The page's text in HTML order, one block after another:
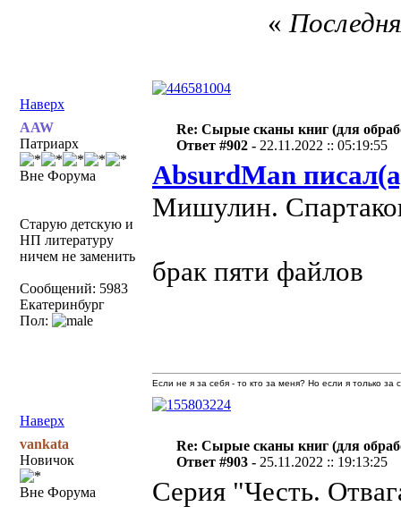
Наверх
«
AAW
Патриарх
Вне Форума
Старую детскую и
НП литературу
ничем не заменить
Сообщений: 5983
Екатеринбург
Пол:
Re: Сырые сканы книг (для
Ответ #902 - 22.11.2022 :: 05:19:55
AbsurdMan
Мишулин.
брак пяти файлов
Наверх
Если не я за себя - то кто за меня? Но если я только
vankata
Новичок
Вне Форума
Re: Сырые сканы книг (для
Ответ #903 - 25.11.2022 :: 19:13:25
Серия "Честь.